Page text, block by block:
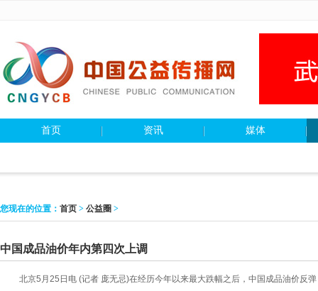
首页 资讯 媒体
您现在的位置： 首页 > 公益圈 >
中国成品油价年内第四次上调
北京5月25日电 (记者 庞无忌)在经历今年以来最大跌幅之后，中国成品油价反弹